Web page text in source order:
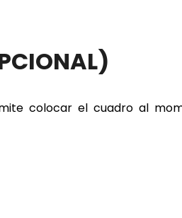
colocar el cuadro al